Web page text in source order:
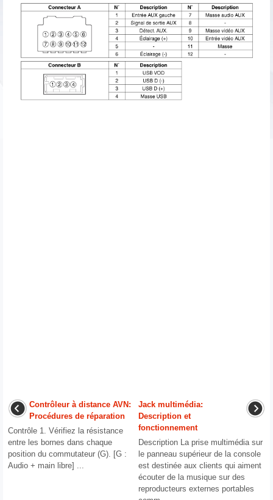
Contrôleur à distance AVN:
Procédures de réparation
Contrôle 1. Vérifiez la résistance
entre les bornes dans chaque
position du commutateur (G). [G :
Audio + main libre] ...
Jack multimédia:
Description et
fonctionnement
Description La prise multimédia sur
le panneau supérieur de la console
est destinée aux clients qui aiment
écouter de la musique sur des
reproducteurs externes portables